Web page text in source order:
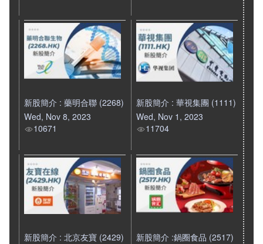
新股簡介 : 藥明合聯 (2268)
Wed, Nov 8, 2023
10671
新股簡介 : 華視集團 (1111)
Wed, Nov 1, 2023
11704
新股簡介 : 北京友寶 (2429)
新股簡介 :鍋圈食品 (2517)